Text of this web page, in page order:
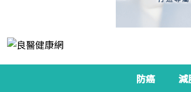
防癌 減